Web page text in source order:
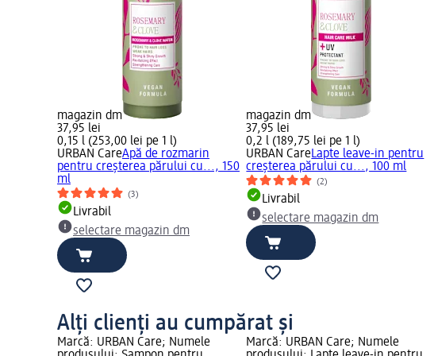
magazin dm
37,95 lei
0,15 l (253,00 lei pe 1 l)
URBAN CareApă de rozmarin
pentru creșterea părului cu..., 150
ml
(3)
Livrabil
selectare magazin dm
magazin dm
37,95 lei
0,2 l (189,75 lei pe 1 l)
URBAN CareLapte leave-in pentru
creșterea părului cu..., 100 ml
(2)
Livrabil
selectare magazin dm
Alți clienți au cumpărat și
Marcă: URBAN Care; Numele
Marcă: URBAN Care; Numele